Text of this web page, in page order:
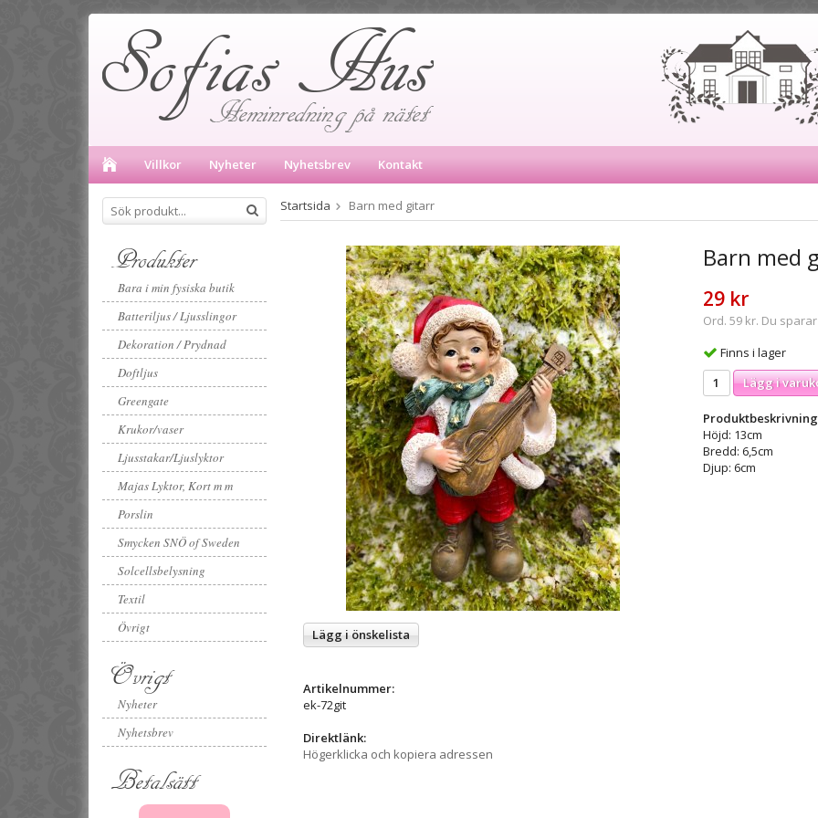
Villkor Nyheter Nyhetsbrev Kontakt
Produkter
Bara i min fysiska butik
Batteriljus / Ljusslingor
Dekoration / Prydnad
Doftljus
Greengate
Krukor/vaser
Ljusstakar/Ljuslyktor
Majas Lyktor, Kort m m
Porslin
Smycken SNÖ of Sweden
Solcellsbelysning
Textil
Övrigt
Övrigt
Nyheter
Nyhetsbrev
Betalsätt
Startsida Barn med gitarr
Barn med
29 kr
Ord. 59 kr. Du sparar
Finns i lager
Lägg i
Höjd: 13cm
Bredd: 6,5cm
Djup: 6cm
Lägg i önskelista
Artikelnummer:
ek-72git
Direktlänk:
Högerklicka och kopiera adressen